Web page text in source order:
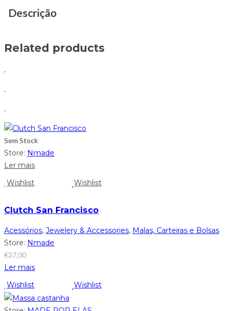
Descrição
Related products
.
.
.
Sem Stock
Store: Nmade
Ler mais
Wishlist
Wishlist
Clutch San Francisco
Acessórios, Jewelery & Accessories, Malas, Carteiras e Bolsas
Store: Nmade
€37,00
Ler mais
Wishlist
Wishlist